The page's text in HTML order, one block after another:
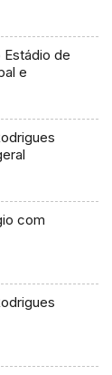
Estádio de
e
com